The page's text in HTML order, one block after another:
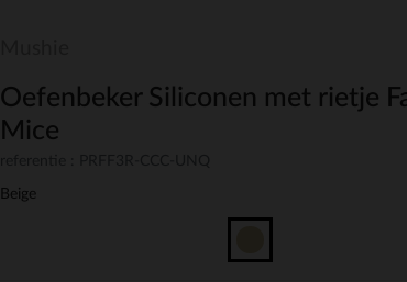
Oefenbeker Siliconen met rietje
Mice
Beige